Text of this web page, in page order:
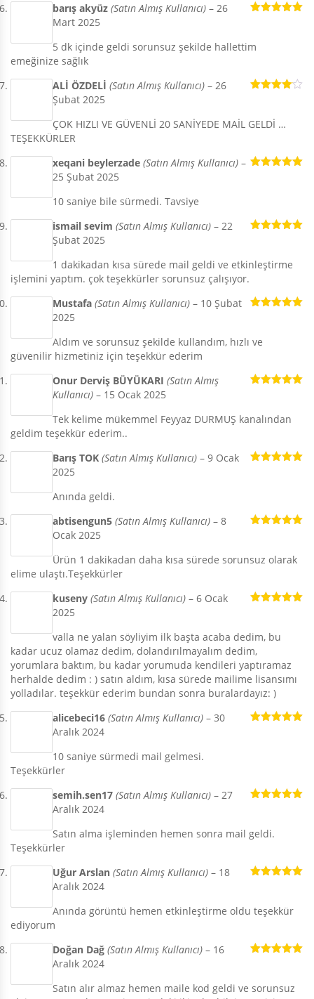
barış akyüz (Satın Almış Kullanıcı) – 26
Mart 2025
5 dk içinde geldi sorunsuz şekilde hallettim
emeğinize sağlık
oy aldı
ALİ ÖZDELİ (Satın Almış Kullanıcı) – 26
Şubat 2025
ÇOK HIZLI VE GÜVENLİ 20 SANİYEDE MAİL GELDİ …
TEŞEKKÜRLER
xeqani beylerzade (Satın Almış Kullanıcı) –
25 Şubat 2025
10 saniye bile sürmedi. Tavsiye
ismail sevim (Satın Almış Kullanıcı) – 22
Şubat 2025
1 dakikadan kısa sürede mail geldi ve etkinleştirme
işlemini yaptım. çok teşekkürler sorunsuz çalışıyor.
Mustafa (Satın Almış Kullanıcı) – 10 Şubat
2025
Aldım ve sorunsuz şekilde kullandım, hızlı ve
güvenilir hizmetiniz için teşekkür ederim
Onur Derviş BÜYÜKARI (Satın Almış
Kullanıcı) – 15 Ocak 2025
Tek kelime mükemmel Feyyaz DURMUŞ kanalından
geldim teşekkür ederim..
Barış TOK (Satın Almış Kullanıcı) – 9 Ocak
2025
Anında geldi.
abtisengun5 (Satın Almış Kullanıcı) – 8
Ocak 2025
Ürün 1 dakikadan daha kısa sürede sorunsuz olarak
elime ulaştı.Teşekkürler
kuseny (Satın Almış Kullanıcı) – 6 Ocak
2025
valla ne yalan söyliyim ilk başta acaba dedim, bu
kadar ucuz olamaz dedim, dolandırılmayalım dedim,
yorumlara baktım, bu kadar yorumuda kendileri yaptıramaz
herhalde dedim : ) satın aldım, kısa sürede mailime lisansımı
yolladılar. teşekkür ederim bundan sonra buralardayız: )
alicebeci16 (Satın Almış Kullanıcı) – 30
Aralık 2024
10 saniye sürmedi mail gelmesi.
Teşekkürler
semih.sen17 (Satın Almış Kullanıcı) – 27
Aralık 2024
Satın alma işleminden hemen sonra mail geldi.
Teşekkürler
Uğur Arslan (Satın Almış Kullanıcı) – 18
Aralık 2024
Anında görüntü hemen etkinleştirme oldu teşekkür
ediyorum
Doğan Dağ (Satın Almış Kullanıcı) – 16
Aralık 2024
Satın alır almaz hemen maile kod geldi ve sorunsuz